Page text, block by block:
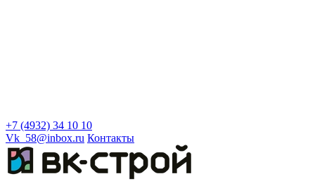
+7 (4932) 34 10 10
Vk_58@inbox.ru Контакты